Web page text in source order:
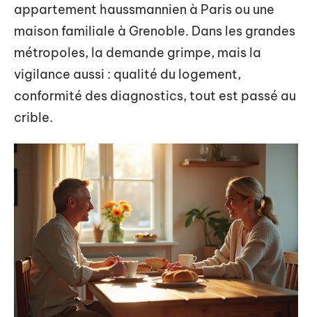
appartement haussmannien à Paris ou une
maison familiale à Grenoble. Dans les grandes
métropoles, la demande grimpe, mais la
vigilance aussi : qualité du logement,
conformité des diagnostics, tout est passé au
crible.